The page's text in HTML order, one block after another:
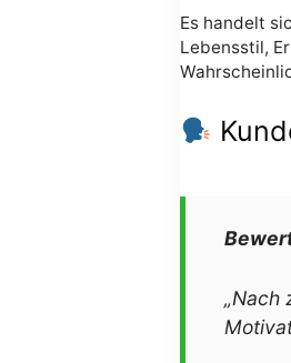
Es handelt
Lebensstil,
„Nach